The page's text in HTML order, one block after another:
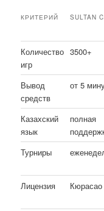
КРИТЕРИЙ SULTAN
Количество
игр
3500+
Вывод
средств
от 5
Казахский
язык
полная
Турниры
Лицензия